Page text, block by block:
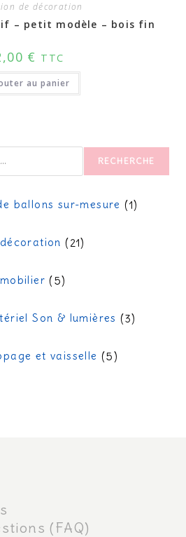
de décoration
– petit modèle – bois fin
€ TTC
au panier
RECHERCHE
ballons sur-mesure 1
21
5
Son & lumières 3
et vaisselle 5
(FAQ)